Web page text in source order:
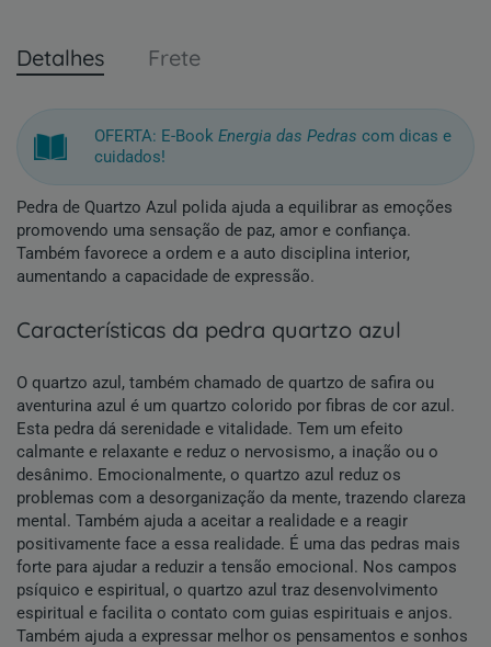
Detalhes Frete
OFERTA: E-BookEnergia das Pedras com dicas e
cuidados!
Pedra de Quartzo Azul polida ajuda a equilibrar as emoções
promovendo uma sensação de paz, amor e confiança.
Também favorece a ordem e a auto disciplina interior,
aumentando a capacidade de expressão.
características da pedra quartzo azul
O quartzo azul, também chamado de quartzo de safira ou
aventurina azul é um quartzo colorido por fibras de cor azul.
Esta pedra dá serenidade e vitalidade. Tem um efeito
calmante e relaxante e reduz o nervosismo, a inação ou o
desânimo. Emocionalmente, o quartzo azul reduz os
problemas com a desorganização da mente, trazendo clareza
mental. Também ajuda a aceitar a realidade e a reagir
positivamente face a essa realidade. É uma das pedras mais
forte para ajudar a reduzir a tensão emocional. Nos campos
psíquico e espiritual, o quartzo azul traz desenvolvimento
espiritual e facilita o contato com guias espirituais e anjos.
Também ajuda a expressar melhor os pensamentos e sonhos